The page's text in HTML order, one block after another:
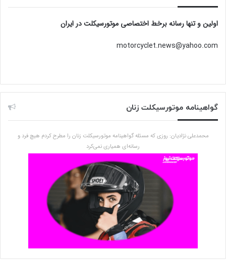
اولین و تنها رسانه برخط اختصاصی موتورسیکلت در ایران
motorcyclet.news@yahoo.com
گواهینامه موتورسیکلت زنان
محمدعلی نژادیان: روزی که مسئله گواهینامه موتورسیکلت زنان را مطرح کردم هیچ فرد و
رسانه‌ای همیاری نمی‌کرد